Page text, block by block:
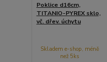
Poklice d16cm,
TITANIO-PYREX sklo,
vč. dřev. úchytu
Skladem e-shop, méně
než 5ks